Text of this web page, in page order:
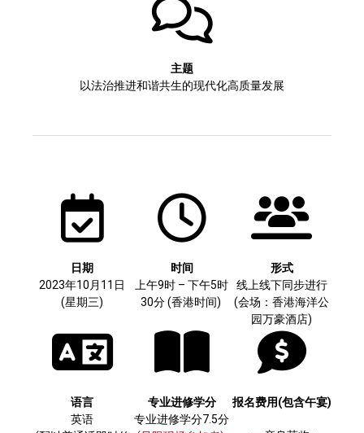
主题
以法治推进和谐共生的现代化高质量发展
日期
2023年10月11日
(星期三)
时间
上午9时 – 下午5时
30分 (香港时间)
形式
线上线下同步进行
(会场：香港海洋公
园万豪酒店)
语言
英语
专业进修学分
专业进修学分7.5分
报名费用(包含午宴)